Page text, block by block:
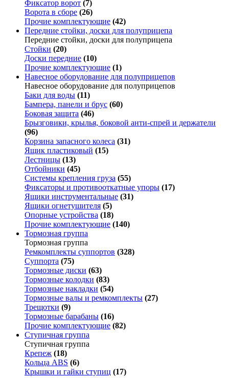
Фиксатор ворот (7)
Ворота в сборе (26)
Прочие комплектующие (42)
Передние стойки, доски для полуприцепа
Передние стойки, доски для полуприцепа
Стойки (20)
Доски передние (10)
Прочие комплектующие (1)
Навесное оборудование для полуприцепов
Навесное оборудование для полуприцепов
Баки для воды (11)
Бампера, панели и брус (60)
Боковая защита (46)
Брызговики, крылья, боковой анти-спрей и держатели
(96)
Корзина запасного колеса (31)
Ящик пластиковый (15)
Лестницы (13)
Отбойники (45)
Системы крепления груза (55)
Фиксаторы и противооткатные упоры (17)
Ящики инструментальные (31)
Ящики огнетушителя (5)
Опорные устройства (18)
Прочие комплектующие (140)
Тормозная группа
Тормозная группа
Ремкомплекты суппортов (328)
Суппорта (75)
Тормозные диски (63)
Тормозные колодки (83)
Тормозные накладки (54)
Тормозные валы и ремкомплекты (27)
Трещотки (9)
Тормозные барабаны (16)
Прочие комплектующие (82)
Ступичная группа
Ступичная группа
Крепеж (18)
Кольца ABS (6)
Крышки и гайки ступиц (17)